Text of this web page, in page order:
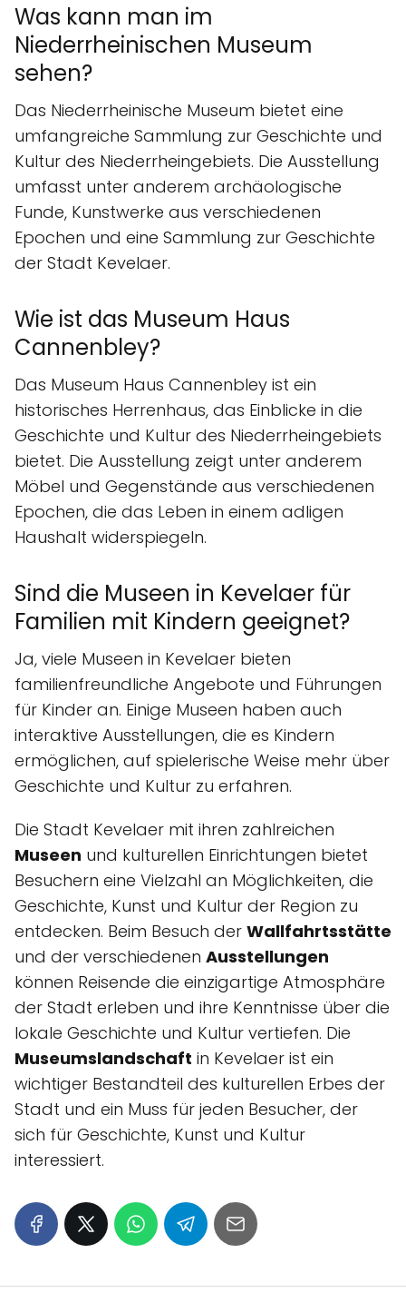
Was kann man im
Niederrheinischen Museum
sehen?
Das Niederrheinische Museum bietet eine
umfangreiche Sammlung zur Geschichte und
Kultur des Niederrheingebiets. Die Ausstellung
umfasst unter anderem archäologische
Funde, Kunstwerke aus verschiedenen
Epochen und eine Sammlung zur Geschichte
der Stadt Kevelaer.
Wie ist das Museum Haus
Cannenbley?
Das Museum Haus Cannenbley ist ein
historisches Herrenhaus, das Einblicke in die
Geschichte und Kultur des Niederrheingebiets
bietet. Die Ausstellung zeigt unter anderem
Möbel und Gegenstände aus verschiedenen
Epochen, die das Leben in einem adligen
Haushalt widerspiegeln.
Sind die Museen in Kevelaer für
Familien mit Kindern geeignet?
Ja, viele Museen in Kevelaer bieten
familienfreundliche Angebote und Führungen
für Kinder an. Einige Museen haben auch
interaktive Ausstellungen, die es Kindern
ermöglichen, auf spielerische Weise mehr über
Geschichte und Kultur zu erfahren.
Die Stadt Kevelaer mit ihren zahlreichen
Museen und kulturellen Einrichtungen bietet
Besuchern eine Vielzahl an Möglichkeiten, die
Geschichte, Kunst und Kultur der Region zu
entdecken. Beim Besuch der Wallfahrtsstätte
und der verschiedenen Ausstellungen
können Reisende die einzigartige Atmosphäre
der Stadt erleben und ihre Kenntnisse über die
lokale Geschichte und Kultur vertiefen. Die
Museumslandschaft in Kevelaer ist ein
wichtiger Bestandteil des kulturellen Erbes der
Stadt und ein Muss für jeden Besucher, der
sich für Geschichte, Kunst und Kultur
interessiert.